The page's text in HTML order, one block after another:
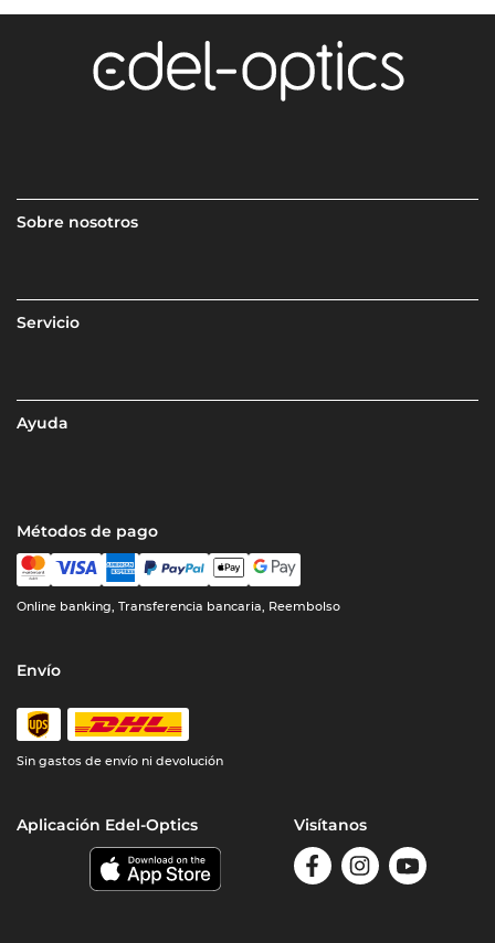
Sobre nosotros
Servicio
Ayuda
Métodos de pago
Online banking, Transferencia bancaria, Reembolso
Envío
Sin gastos de envío ni devolución
Aplicación Edel-Optics Visítanos